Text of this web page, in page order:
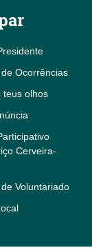
Ocorrências
teus olhos
Cerveira-
Voluntariado